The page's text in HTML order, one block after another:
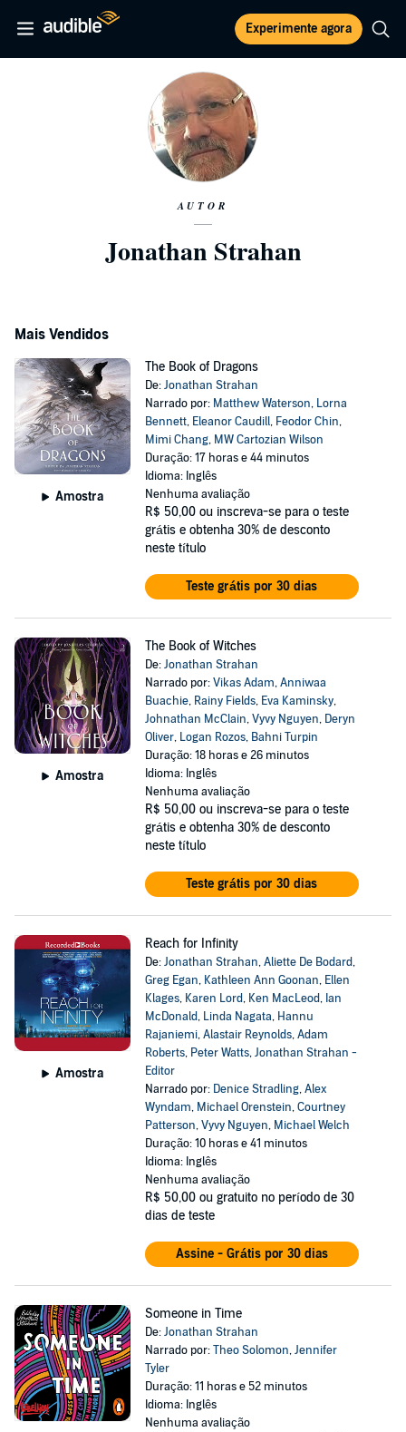
Experimente agora
AUTOR
Jonathan Strahan
Mais Vendidos
Amostra
The Book of Dragons
De:Jonathan Strahan
Narrado por: Matthew Waterson, Lorna
Bennett, Eleanor Caudill, Feodor Chin,
Mimi Chang, MW Cartozian Wilson
Duração: 17 horas e 44 minutos
Idioma: Inglês
Nenhuma avaliação
R$ 50,00 ou inscreva-se para o teste
grátis e obtenha 30% de desconto
neste título
Teste grátis por 30 dias
Amostra
The Book of Witches
De:Jonathan Strahan
Narrado por:Vikas Adam,Anniwaa
Buachie, Rainy Fields, Eva Kaminsky,
Johnathan McClain,Vyvy Nguyen, Deryn
Oliver, Logan Rozos, Bahni Turpin
Duração: 18 horas e 26 minutos
Idioma: Inglês
Nenhuma avaliação
R$ 50,00 ou inscreva-se para o teste
grátis e obtenha 30% de desconto
neste título
Teste grátis por 30 dias
Amostra
Reach for Infinity
De:Jonathan Strahan,Aliette De Bodard,
Greg Egan, Kathleen Ann Goonan, Ellen
Klages, Karen Lord, Ken MacLeod, Ian
McDonald, Linda Nagata, Hannu
Rajaniemi,Alastair Reynolds,Adam
Roberts, Peter Watts,Jonathan Strahan -
Editor
Narrado por: Denice Stradling,Alex
Wyndam, Michael Orenstein,Courtney
Patterson,Vyvy Nguyen, Michael Welch
Duração: 10 horas e 41 minutos
Idioma: Inglês
Nenhuma avaliação
R$ 50,00 ou gratuito no período de 30
dias de teste
Assine - Grátis por 30 dias
Someone in Time
De:Jonathan Strahan
Narrado por:Theo Solomon,Jennifer
Tyler
Duração: 11 horas e 52 minutos
Idioma: Inglês
Nenhuma avaliação